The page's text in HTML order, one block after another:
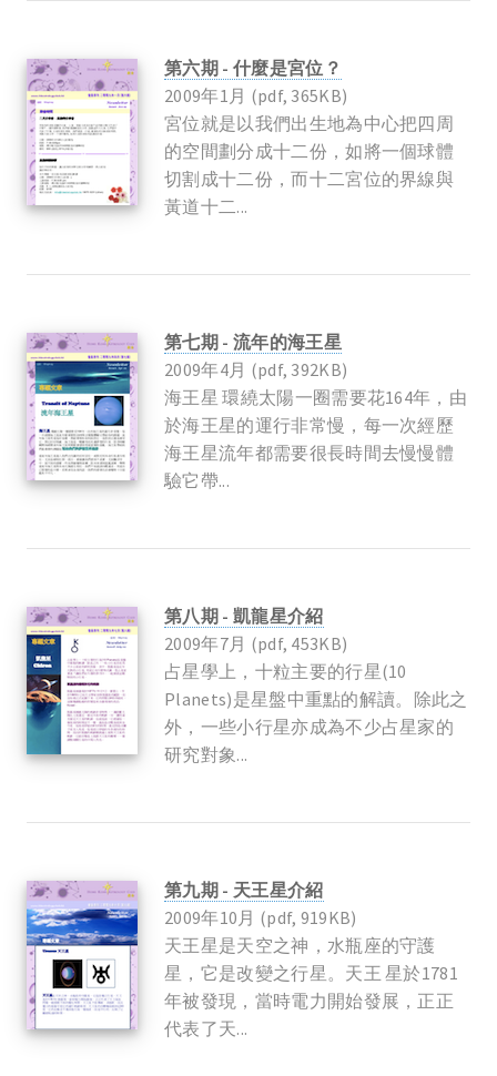
第六期 - 什麼是宮位？
2009年1月 (pdf, 365KB)
宮位就是以我們出生地為中心把四周
的空間劃分成十二份，如將一個球體
切割成十二份，而十二宮位的界線與
黃道十二...
第七期 - 流年的海王星
2009年4月 (pdf, 392KB)
海王星 環繞太陽一圈需要花164年，由
於海王星的運行非常慢，每一次經歷
海王星流年都需要很長時間去慢慢體
驗它帶...
第八期 - 凱龍星介紹
2009年7月 (pdf, 453KB)
占星學上，十粒主要的行星(10
Planets)是星盤中重點的解讀。除此之
外，一些小行星亦成為不少占星家的
研究對象...
第九期 - 天王星介紹
2009年10月 (pdf, 919KB)
天王星是天空之神，水瓶座的守護
星，它是改變之行星。天王 星於1781
年被發現，當時電力開始發展，正正
代表了天...